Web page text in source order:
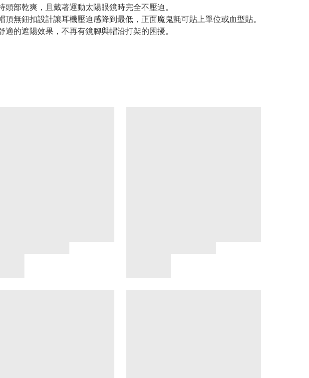
部乾爽，且戴著運動太陽眼鏡時完全不壓迫。
無鈕扣設計讓耳機壓迫感降到最低，正面魔鬼氈可貼上單位或血型貼。
的遮陽效果，不再有鏡腳與帽沿打架的困擾。